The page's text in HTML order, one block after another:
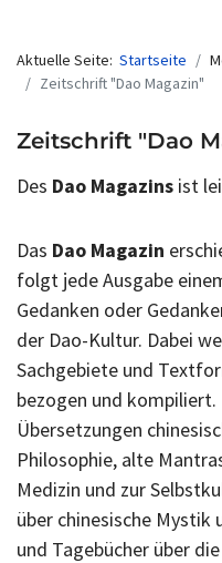
Aktuelle Seite: Startseite
Zeitschrift "Dao Magazin"
Zeitschrift "Dao
Des Dao Magazins ist
Das Dao Magazin
folgt jede Ausgabe
Gedanken oder
der Dao-Kultur. Dabei
Sachgebiete und
bezogen und
Übersetzungen
Philosophie, alte
Medizin und zur
über chinesische Mystik
und Tagebücher über